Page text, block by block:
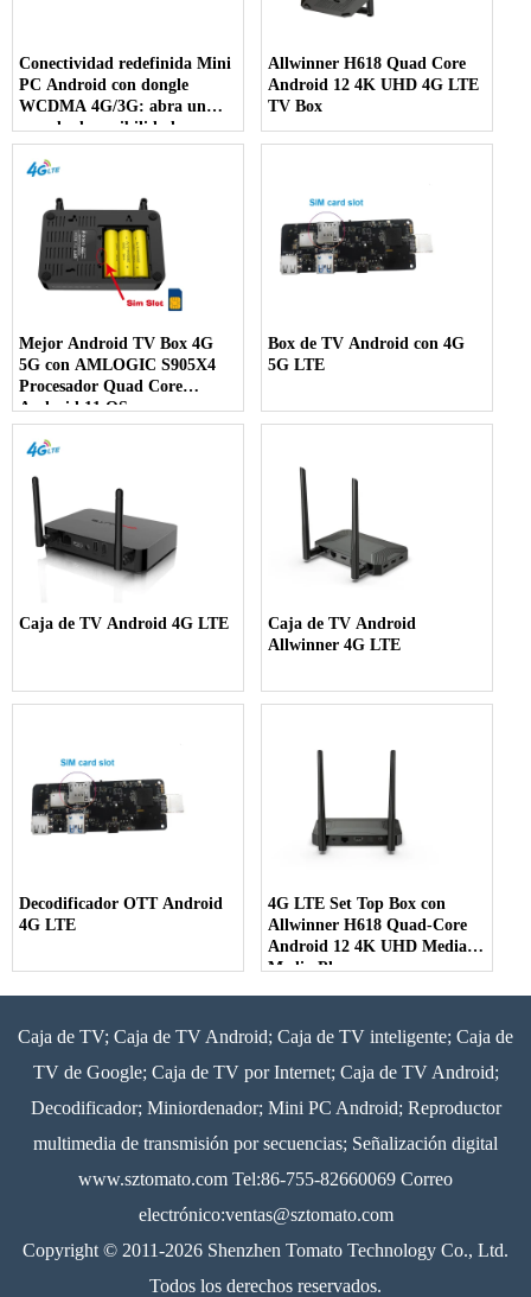
Conectividad redefinida Mini
PC Android con dongle
WCDMA 4G/3G: abra un
mundo de posibilidades
Allwinner H618 Quad Core
Android 12 4K UHD 4G LTE
TV Box
Mejor Android TV Box 4G
5G con AMLOGIC S905X4
Procesador Quad Core
Android 11 OS
Box de TV Android con 4G
5G LTE
Caja de TV Android 4G LTE
Caja de TV Android
Allwinner 4G LTE
Decodificador OTT Android
4G LTE
4G LTE Set Top Box con
Allwinner H618 Quad-Core
Android 12 4K UHD Media
Media Player
Caja de TV; Caja de TV Android; Caja de TV inteligente; Caja de
TV de Google; Caja de TV por Internet; Caja de TV Android;
Decodificador; Miniordenador; Mini PC Android; Reproductor
multimedia de transmisión por secuencias; Señalización digital
www.sztomato.com Tel:86-755-82660069 Correo
electrónico:ventas@sztomato.com
Copyright © 2011-2026 Shenzhen Tomato Technology Co., Ltd.
Todos los derechos reservados.